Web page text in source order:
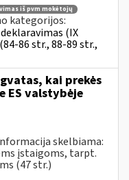
iš pvm mokėtojų
kategorijos:
(IX
86 str., 88-89 str.,
kai prekės
ES valstybėje
skelbiama:
įstaigoms, tarpt.
(47 str.)